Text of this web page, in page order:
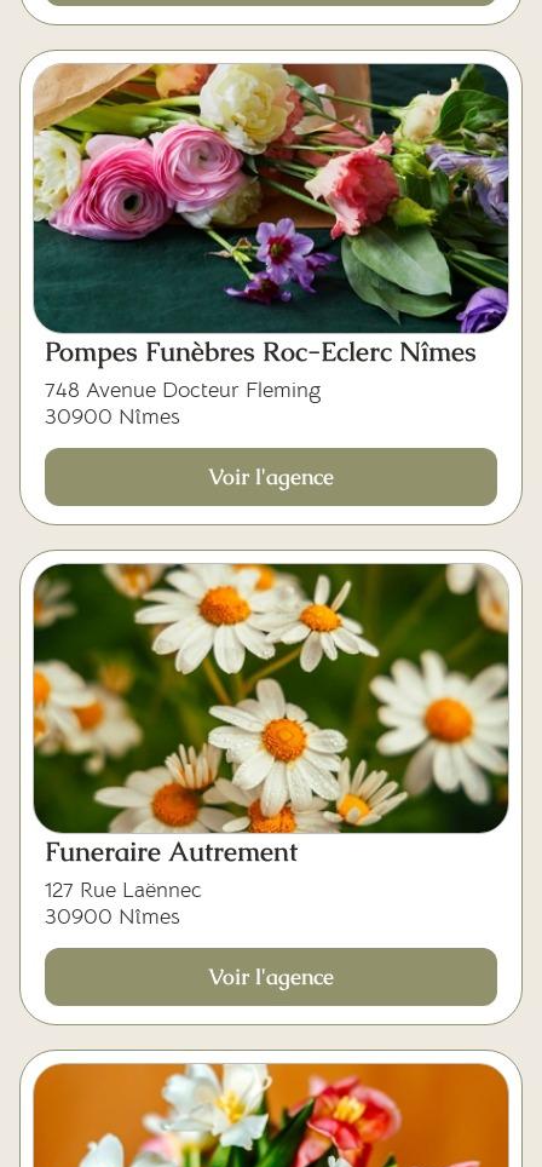
Pompes Funèbres Roc-Eclerc Nîmes
748 Avenue Docteur Fleming
30900 Nîmes
Voir l'agence
Funeraire Autrement
127 Rue Laënnec
30900 Nîmes
Voir l'agence